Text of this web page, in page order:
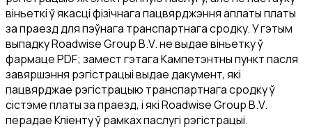
віньеткі ў якасці фізічнага пацвярджэння аплаты платы
за праезд для пэўнага транспартнага сродку. У гэтым
выпадку Roadwise Group B.V. не выдае віньетку ў
фармаце PDF; замест гэтага Кампетэнтны пункт пасля
завяршэння рэгістрацыі выдае дакумент, які
пацвярджае рэгістрацыю транспартнага сродку ў
сістэме платы за праезд, і які Roadwise Group B.V.
перадае Кліенту ў рамках паслугі рэгістрацыі.